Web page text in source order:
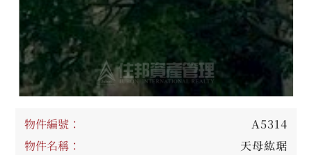
物件編號：
A5314
物件名稱：
天母紘琚